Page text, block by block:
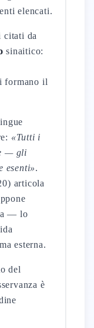
elencati.
citati da
sinaitico:
formano il
«Tutti i
— gli
esenti».
articola
— lo
esterna.
del
è